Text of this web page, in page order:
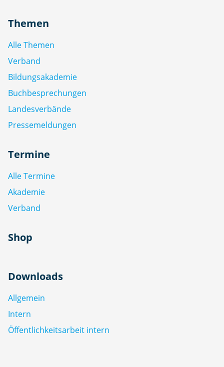
Themen
Alle Themen
Verband
Bildungsakademie
Buchbesprechungen
Landesverbände
Pressemeldungen
Termine
Alle Termine
Akademie
Verband
Shop
Downloads
Allgemein
Intern
Öffentlichkeitsarbeit intern